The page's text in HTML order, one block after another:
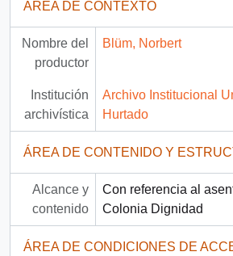
ÁREA DE CONTEXTO
Nombre del
productor
Blüm, Norbert
Institución
archivística
Archivo Institucional
Hurtado
ÁREA DE CONTENIDO Y
Alcance y
contenido
Con referencia al
Colonia Dignidad
ÁREA DE CONDICIONES DE